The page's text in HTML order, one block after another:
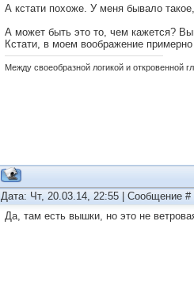
А кстати похоже. У меня бывало
А может быть это то, чем кажется?
Кстати, в моем воображение
Между своеобразной логикой и откровенной
Дата: Чт, 20.03.14, 22:55 | Сообщение #
Да, там есть вышки, но это не